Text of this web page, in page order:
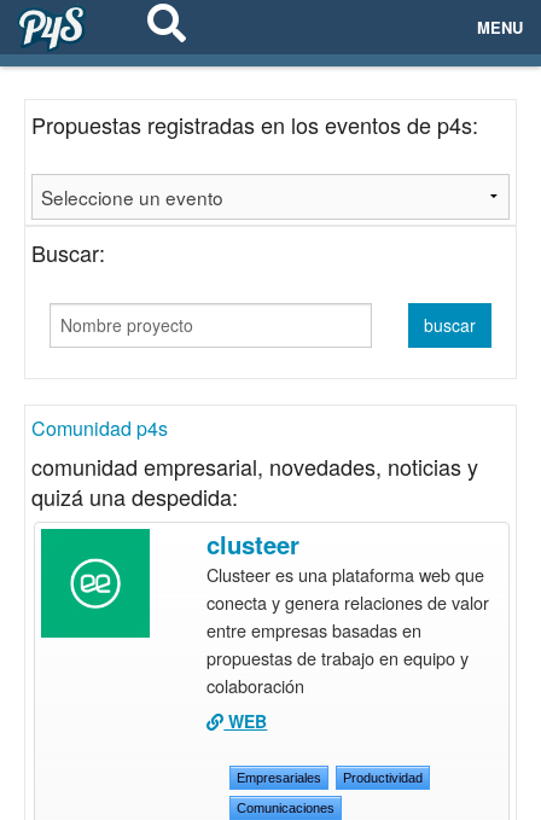
MENU
EVENTOS
EMPRESAS
PROYECTOS
NETWORKING
Propuestas registradas en los eventos de p4s:
Buscar:
Comunidad p4s
comunidad empresarial, novedades, noticias y
quizá una despedida:
clusteer
Clusteer es una plataforma web que
conecta y genera relaciones de valor
entre empresas basadas en
propuestas de trabajo en equipo y
colaboración
WEB
Empresariales Productividad
Comunicaciones